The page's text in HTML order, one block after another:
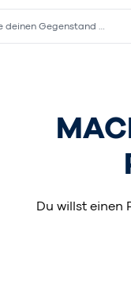
deinen Gegenstand …
Du willst einen